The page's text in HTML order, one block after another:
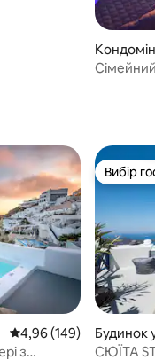
li
джакузі
Середня оцінка: 4,96 з
4,96 (149)
з
Вибір
Вибір
Будинок
СЮЇТА